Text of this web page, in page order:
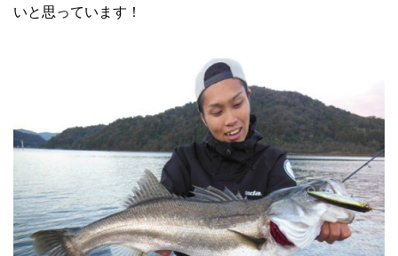
いと思っています！